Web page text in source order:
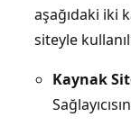
aşağıdaki iki
siteyle
Kaynak